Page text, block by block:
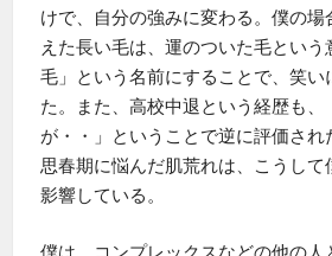
けで、自分の強みに変わる。僕の場
えた長い毛は、運のついた毛という
毛」という名前にすることで、笑い
た。また、高校中退という経歴も、
が・・」ということで逆に評価され
思春期に悩んだ肌荒れは、こうして
影響している。
僕は、コンプレックスなどの他の人